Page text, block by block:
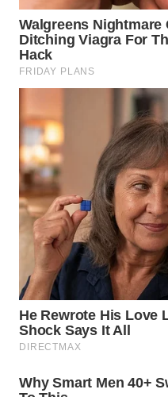
WN
SIMALUNGUN
WN
WN
TAPANULI
TENGAH
WN DELI
SERDANG
WN
TEBING
TINGGI
WN